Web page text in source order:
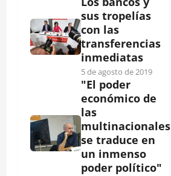
sus tropelías
con las
transferencias
inmediatas
5 de agosto de 2019
"El poder
económico de
las
multinacionales
se traduce en
un inmenso
poder político"